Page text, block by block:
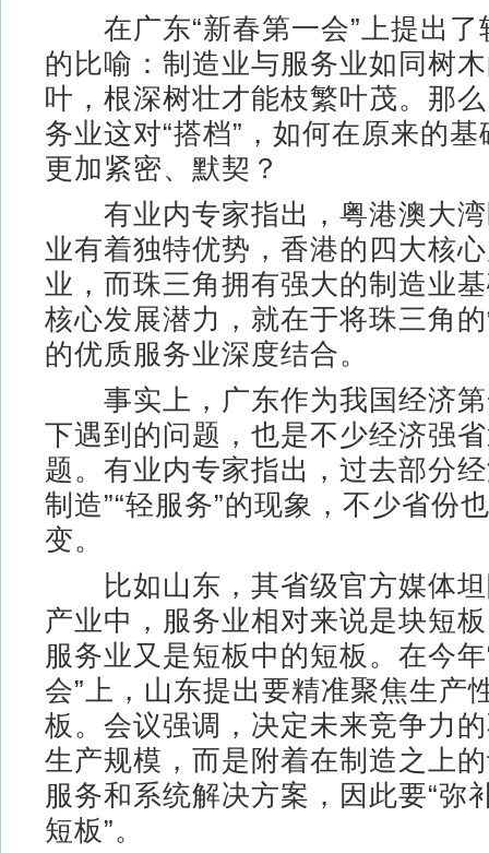
在广东“新春第一会”上提出了
的比喻：制造业与服务业如同树
叶，根深树壮才能枝繁叶茂。那
务业这对“搭档”，如何在原来的
更加紧密、默契？
有业内专家指出，粤港澳大湾
业有着独特优势，香港的四大核
业，而珠三角拥有强大的制造业
核心发展潜力，就在于将珠三角
的优质服务业深度结合。
事实上，广东作为我国经济第
下遇到的问题，也是不少经济强
题。有业内专家指出，过去部分
制造”“轻服务”的现象，不少省份
变。
比如山东，其省级官方媒体坦
产业中，服务业相对来说是块短
服务业又是短板中的短板。在今
会”上，山东提出要精准聚焦生产
板。会议强调，决定未来竞争力
生产规模，而是附着在制造之上
服务和系统解决方案，因此要“弥
短板”。